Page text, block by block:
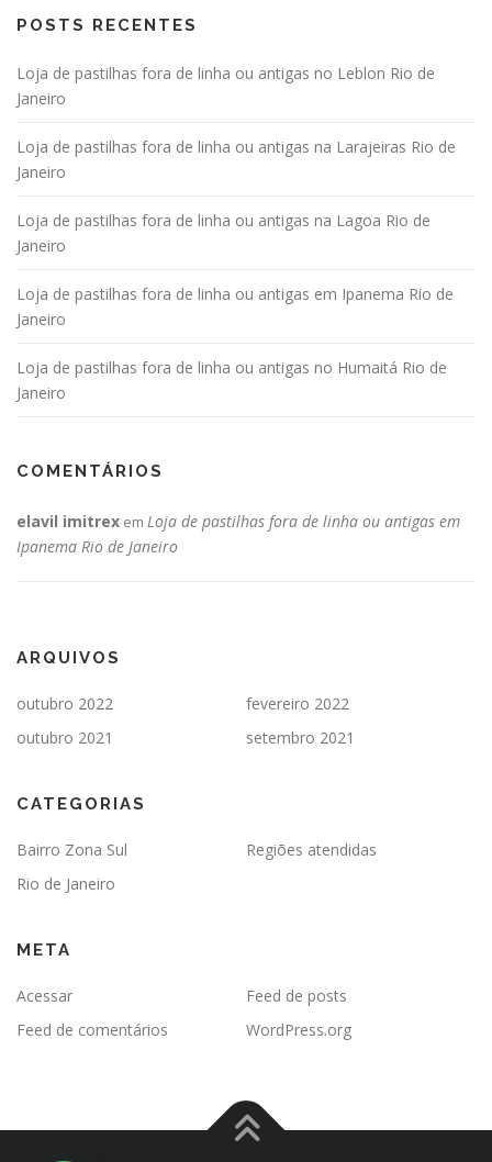
POSTS RECENTES
Loja de pastilhas fora de linha ou antigas no Leblon Rio de
Janeiro
Loja de pastilhas fora de linha ou antigas na Larajeiras Rio de
Janeiro
Loja de pastilhas fora de linha ou antigas na Lagoa Rio de
Janeiro
Loja de pastilhas fora de linha ou antigas em Ipanema Rio de
Janeiro
Loja de pastilhas fora de linha ou antigas no Humaitá Rio de
Janeiro
COMENTÁRIOS
elavil imitrex em Loja de pastilhas fora de linha ou antigas em
Ipanema Rio de Janeiro
ARQUIVOS
outubro 2022
fevereiro 2022
outubro 2021
setembro 2021
CATEGORIAS
Bairro Zona Sul
Regiões atendidas
Rio de Janeiro
META
Acessar
Feed de posts
Feed de comentários
WordPress.org